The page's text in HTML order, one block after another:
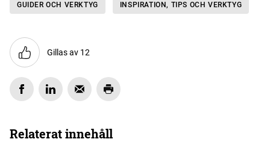
GUIDER OCH VERKTYG INSPIRATION, TIPS OCH VERKTYG
Gillas av 12
Relaterat innehåll